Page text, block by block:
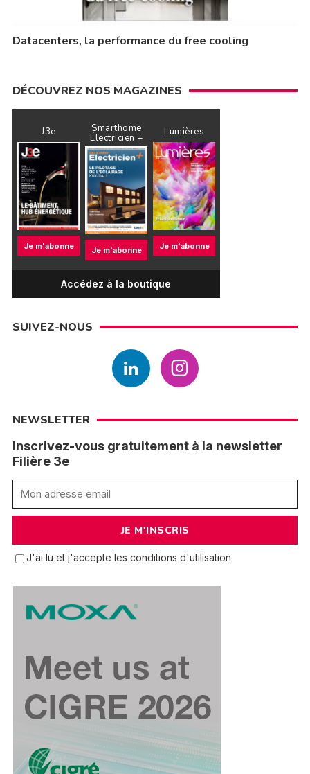
Datacenters, la performance du free cooling
DÉCOUVREZ NOS MAGAZINES
J3e
Je m'abonne
Smarthome
Électricien +
Je m'abonne
Lumières
Je m'abonne
Accédez à la boutique
SUIVEZ-NOUS
NEWSLETTER
Inscrivez-vous gratuitement à la newsletter
Filière 3e
J'ai lu et j'accepte les conditions d'utilisation